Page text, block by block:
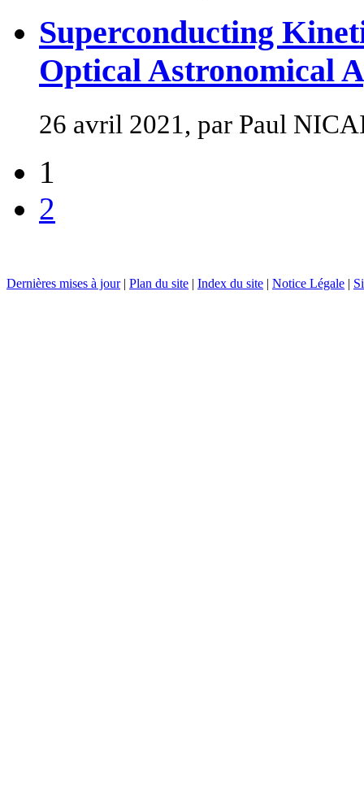
Superconducting
Optical Astronomical
26 avril 2021, par Paul
1
2
Dernières mises à jour| Plan du site | Index du site | Notice Légale |